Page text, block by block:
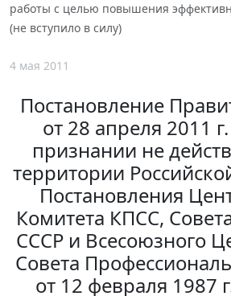
работы с целью повышения
(не вступило в силу)
4 мая 2011
Постановление
от 28 апреля 2011
признании не
территории
Постановления
Комитета КПСС,
СССР и Всесоюзного
Совета
от 12 февраля 1987